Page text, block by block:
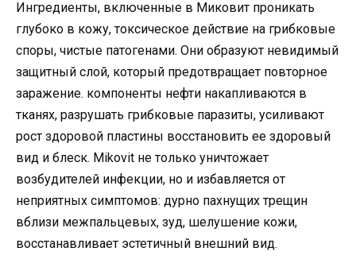
Ингредиенты, включенные в Миковит проникать
глубоко в кожу, токсическое действие на грибковые
споры, чистые патогенами. Они образуют невидимый
защитный слой, который предотвращает повторное
заражение. компоненты нефти накапливаются в
тканях, разрушать грибковые паразиты, усиливают
рост здоровой пластины восстановить ее здоровый
вид и блеск. Mikovit не только уничтожает
возбудителей инфекции, но и избавляется от
неприятных симптомов: дурно пахнущих трещин
вблизи межпальцевых, зуд, шелушение кожи,
восстанавливает эстетичный внешний вид.